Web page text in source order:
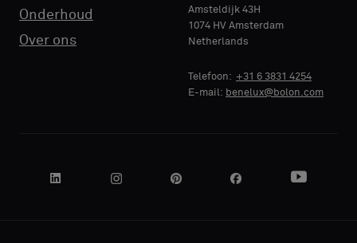
Onderhoud
Over ons
Amsteldijk 43H
1074 HV Amsterdam
Netherlands
Telefoon: +31 6 3831 4254
E-mail: benelux@bolon.com